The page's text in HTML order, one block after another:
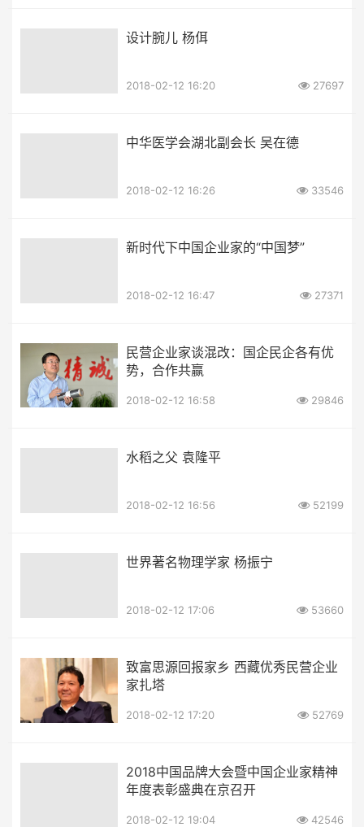
设计腕儿 杨佴
2018-02-12 16:20 27697
中华医学会湖北副会长 吴在德
2018-02-12 16:26 33546
新时代下中国企业家的“中国梦”
2018-02-12 16:47 27371
民营企业家谈混改：国企民企各有优
势，合作共赢
2018-02-12 16:58 29846
水稻之父 袁隆平
2018-02-12 16:56 52199
世界著名物理学家 杨振宁
2018-02-12 17:06 53660
致富思源回报家乡 西藏优秀民营企业
家扎塔
2018-02-12 17:20 52769
2018中国品牌大会暨中国企业家精神
年度表彰盛典在京召开
2018-02-12 19:04 42546